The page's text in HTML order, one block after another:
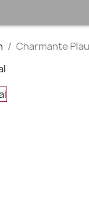
Charmante